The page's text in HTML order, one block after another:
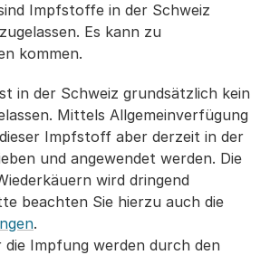
Impfstoffe in der Schweiz
Es kann zu
kommen.
in der Schweiz grundsätzlich kein
Mittels Allgemeinverfügung
Impfstoff aber derzeit in der
und angewendet werden. Die
wird dringend
beachten Sie hierzu auch die
.
die Impfung werden durch den